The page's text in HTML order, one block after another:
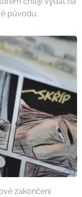
původu.
zakončení